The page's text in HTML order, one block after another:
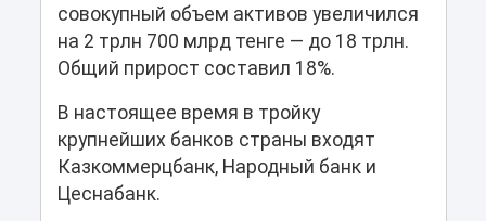
совокупный объем активов увеличился
на 2 трлн 700 млрд тенге — до 18 трлн.
Общий прирост составил 18%.
В настоящее время в тройку
крупнейших банков страны входят
Казкоммерцбанк, Народный банк и
Цеснабанк.